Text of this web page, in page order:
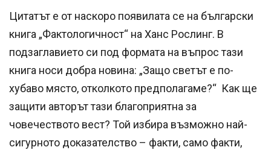
Цитатът е от наскоро появилата се на български
книга „Фактологичност“ на Ханс Рослинг. В
подзаглавието си под формата на въпрос тази
книга носи добра новина: „Защо светът е по-
хубаво място, отколкото предполагаме?“ Как ще
защити авторът тази благоприятна за
човечеството вест? Той избира възможно най-
сигурното доказателство – факти, само факти,